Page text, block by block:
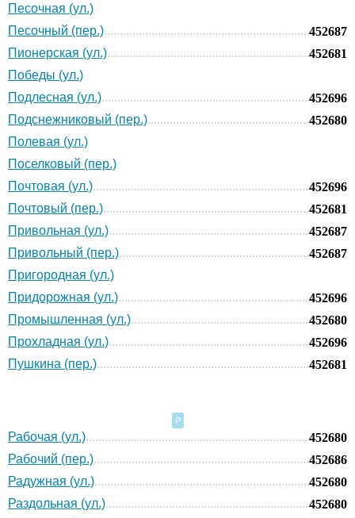
Песочная (ул.)
Песочный (пер.)
452687
Пионерская (ул.)
452681
Победы (ул.)
Подлесная (ул.)
452696
Подснежниковый (пер.)
452680
Полевая (ул.)
Поселковый (пер.)
Почтовая (ул.)
452696
Почтовый (пер.)
452681
Привольная (ул.)
452687
Привольный (пер.)
452687
Пригородная (ул.)
Придорожная (ул.)
452696
Промышленная (ул.)
452680
Прохладная (ул.)
452696
Пушкина (пер.)
452681
Р
Рабочая (ул.)
452680
Рабочий (пер.)
452686
Радужная (ул.)
452680
Раздольная (ул.)
452680